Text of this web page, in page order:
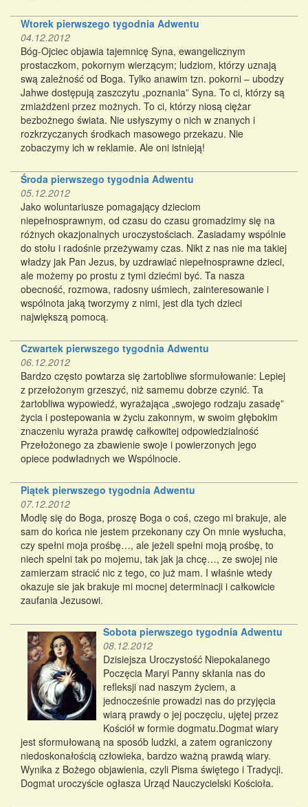
Wtorek pierwszego tygodnia Adwentu
04.12.2012
Bóg-Ojciec objawia tajemnicę Syna, ewangelicznym
prostaczkom, pokornym wierzącym; ludziom, którzy uznają
swą zależność od Boga. Tylko anawim tzn. pokorni – ubodzy
Jahwe dostępują zaszczytu „poznania” Syna. To ci, którzy są
zmiażdżeni przez możnych. To ci, którzy niosą ciężar
bezbożnego świata. Nie usłyszymy o nich w znanych i
rozkrzyczanych środkach masowego przekazu. Nie
zobaczymy ich w reklamie. Ale oni istnieją!
Środa pierwszego tygodnia Adwentu
05.12.2012
Jako woluntariusze pomagający dzieciom
niepełnosprawnym, od czasu do czasu gromadzimy się na
różnych okazjonalnych uroczystościach. Zasiadamy wspólnie
do stołu i radośnie przeżywamy czas. Nikt z nas nie ma takiej
władzy jak Pan Jezus, by uzdrawiać niepełnosprawne dzieci,
ale możemy po prostu z tymi dziećmi być. Ta nasza
obecność, rozmowa, radosny uśmiech, zainteresowanie i
wspólnota jaką tworzymy z nimi, jest dla tych dzieci
największą pomocą.
Czwartek pierwszego tygodnia Adwentu
06.12.2012
Bardzo często powtarza się żartobliwe sformułowanie: Lepiej
z przełożonym grzeszyć, niż samemu dobrze czynić. Ta
żartobliwa wypowiedź, wyrażająca „swojego rodzaju zasadę”
życia i postepowania w życiu zakonnym, w swoim głębokim
znaczeniu wyraża prawdę całkowitej odpowiedzialność
Przełożonego za zbawienie swoje i powierzonych jego
opiece podwładnych we Wspólnocie.
Piątek pierwszego tygodnia Adwentu
07.12.2012
Modlę się do Boga, proszę Boga o coś, czego mi brakuje, ale
sam do końca nie jestem przekonany czy On mnie wysłucha,
czy spełni moja prośbę…, ale jeżeli spełni moją prośbę, to
niech spelni tak po mojemu, tak jak ja chcę…, ze swojej nie
zamierzam stracić nic z tego, co już mam. I właśnie wtedy
okazuje sie jak brakuje mi mocnej determinacji i całkowicie
zaufania Jezusowi.
Sobota pierwszego tygodnia Adwentu
08.12.2012
Dzisiejsza Uroczystość Niepokalanego
Poczęcia Maryi Panny skłania nas do
refleksji nad naszym życiem, a
jednocześnie prowadzi nas do przyjęcia
wiarą prawdy o jej poczęciu, ujętej przez
Kościół w formie dogmatu.Dogmat wiary
jest sformułowaną na sposób ludzki, a zatem ograniczony
niedoskonałością człowieka, bardzo ważną prawdą wiary.
Wynika z Bożego objawienia, czyli Pisma świętego i Tradycji.
Dogmat uroczyście ogłasza Urząd Nauczycielski Kościoła.